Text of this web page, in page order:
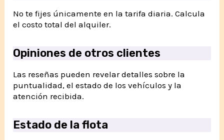
No te fijes únicamente en la tarifa diaria. Calcula
el costo total del alquiler.
Opiniones de otros clientes
Las reseñas pueden revelar detalles sobre la
puntualidad, el estado de los vehículos y la
atención recibida.
Estado de la flota